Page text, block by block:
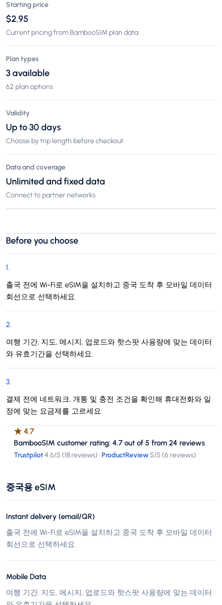
Starting price
$2.95
Current pricing from BambooSIM plan data.
Plan types
3 available
62 plan options
Validity
Up to 30 days
Choose by trip length before checkout.
Data and coverage
Unlimited and fixed data
Connect to partner networks
Before you choose
1.
출국 전에 Wi-Fi로 eSIM을 설치하고 중국 도착 후 모바일 데이터
회선으로 선택하세요.
2.
여행 기간, 지도, 메시지, 업로드와 핫스팟 사용량에 맞는 데이터
와 유효기간을 선택하세요.
3.
결제 전에 네트워크, 개통 및 충전 조건을 확인해 휴대전화와 일
정에 맞는 요금제를 고르세요.
★ 4.7
BambooSIM customer rating: 4.7 out of 5 from 24 reviews
Trustpilot4.6/5 (18 reviews) ·ProductReview5/5 (6 reviews)
중국용 eSIM
Instant delivery (email/QR)
출국 전에 Wi-Fi로 eSIM을 설치하고 중국 도착 후 모바일 데이터
회선으로 선택하세요.
Mobile Data
여행 기간, 지도, 메시지, 업로드와 핫스팟 사용량에 맞는 데이터